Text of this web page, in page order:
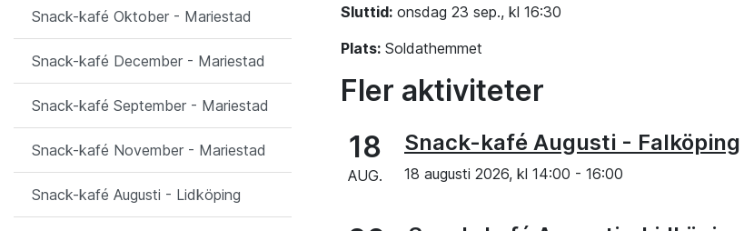
Snack-kafé Oktober - Mariestad
Snack-kafé December - Mariestad
Snack-kafé September - Mariestad
Snack-kafé November - Mariestad
Snack-kafé Augusti - Lidköping
Sluttid: onsdag 23 sep., kl 16:30
Plats: Soldathemmet
Fler aktiviteter
18
AUG.
Snack-kafé Augusti - Falköping
18 augusti 2026, kl 14:00 - 16:00